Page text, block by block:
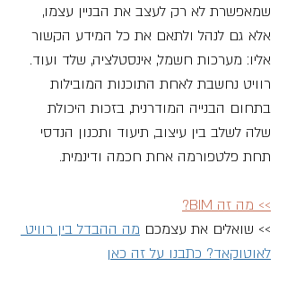
שמאפשרת לא רק לעצב את הבניין עצמו,
אלא גם לנהל ולתאם את כל המידע הקשור
אליו: מערכות חשמל, אינסטלציה, שלד ועוד.
רוויט נחשבת לאחת התוכנות המובילות
בתחום הבנייה המודרנית, בזכות היכולת
שלה לשלב בין עיצוב, תיעוד ותכנון הנדסי
תחת פלטפורמה אחת חכמה ודינמית.
>> מה זה BIM?
>> שואלים את עצמכם מה ההבדל בין רוויט
לאוטוקאד? כתבנו על זה כאן